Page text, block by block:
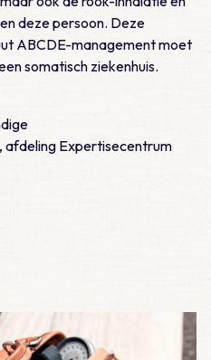
deze persoon. Deze
ABCDE-management moet
somatisch ziekenhuis.
afdeling Expertisecentrum